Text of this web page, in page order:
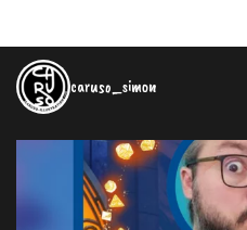
caruso_simon